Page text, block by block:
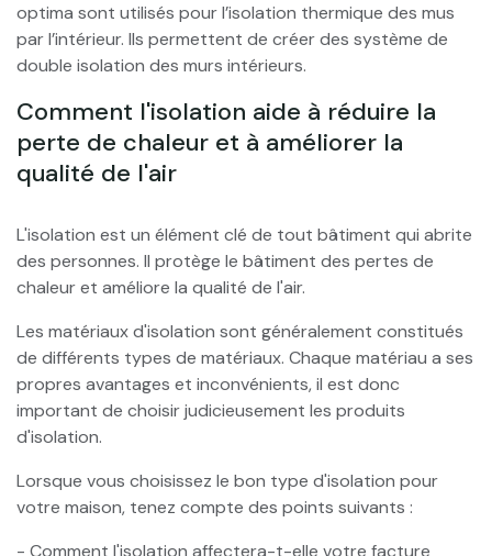
optima sont utilisés pour l’isolation thermique des mus
par l’intérieur. Ils permettent de créer des système de
double isolation des murs intérieurs.
Comment l'isolation aide à réduire la
perte de chaleur et à améliorer la
qualité de l'air
L'isolation est un élément clé de tout bâtiment qui abrite
des personnes. Il protège le bâtiment des pertes de
chaleur et améliore la qualité de l'air.
Les matériaux d'isolation sont généralement constitués
de différents types de matériaux. Chaque matériau a ses
propres avantages et inconvénients, il est donc
important de choisir judicieusement les produits
d'isolation.
Lorsque vous choisissez le bon type d'isolation pour
votre maison, tenez compte des points suivants :
- Comment l'isolation affectera-t-elle votre facture